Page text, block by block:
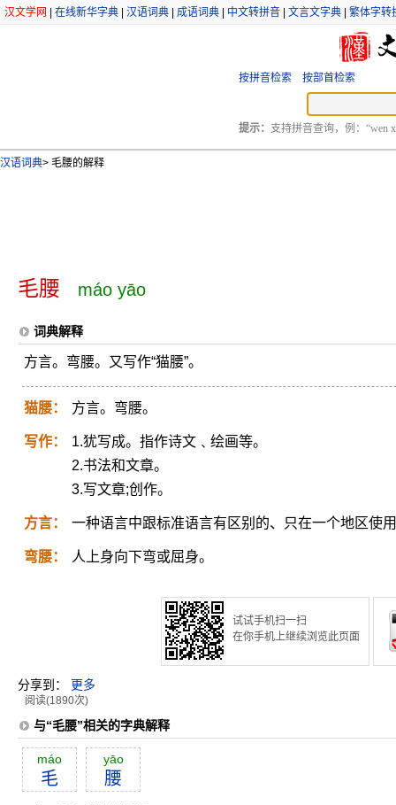
汉文学网 在线新华字典 汉语词典 成语词典 中文转拼音 文言文字典 繁体字转
按拼音检索 按部首检索
提示： 支持拼音查询，例：“wen
汉语词典> 毛腰的解释
毛腰 máo yāo
词典解释
方言。弯腰。又写作“猫腰”。
猫腰： 方言。弯腰。
写作：
1.犹写成。指作诗文﹑绘画等。
2.书法和文章。
3.写文章;创作。
方言： 一种语言中跟标准语言有区别的、只在一个地区使
弯腰： 人上身向下弯或屈身。
试试手机扫一扫
在你手机上继续浏览此页面
分享到： 更多
阅读(1890次)
与“毛腰”相关的字典解释
máo
毛
yāo
腰